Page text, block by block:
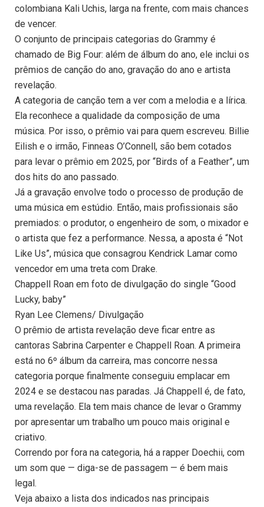
colombiana Kali Uchis, larga na frente, com mais chances
de vencer.
O conjunto de principais categorias do Grammy é
chamado de Big Four: além de álbum do ano, ele inclui os
prêmios de canção do ano, gravação do ano e artista
revelação.
A categoria de canção tem a ver com a melodia e a lírica.
Ela reconhece a qualidade da composição de uma
música. Por isso, o prêmio vai para quem escreveu. Billie
Eilish e o irmão, Finneas O’Connell, são bem cotados
para levar o prêmio em 2025, por “Birds of a Feather”, um
dos hits do ano passado.
Já a gravação envolve todo o processo de produção de
uma música em estúdio. Então, mais profissionais são
premiados: o produtor, o engenheiro de som, o mixador e
o artista que fez a performance. Nessa, a aposta é “Not
Like Us”, música que consagrou Kendrick Lamar como
vencedor em uma treta com Drake.
Chappell Roan em foto de divulgação do single “Good
Lucky, baby”
Ryan Lee Clemens/ Divulgação
O prêmio de artista revelação deve ficar entre as
cantoras Sabrina Carpenter e Chappell Roan. A primeira
está no 6º álbum da carreira, mas concorre nessa
categoria porque finalmente conseguiu emplacar em
2024 e se destacou nas paradas. Já Chappell é, de fato,
uma revelação. Ela tem mais chance de levar o Grammy
por apresentar um trabalho um pouco mais original e
criativo.
Correndo por fora na categoria, há a rapper Doechii, com
um som que — diga-se de passagem — é bem mais
legal.
Veja abaixo a lista dos indicados nas principais